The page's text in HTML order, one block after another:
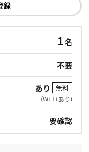
録
1名
不要
あり
無料
(Wi-Fiあり)
要確認